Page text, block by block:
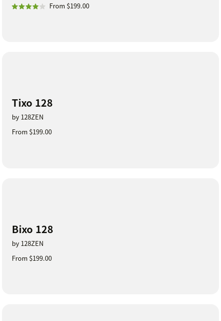
From $199.00
Tixo 128
by 128ZEN
From $199.00
Bixo 128
by 128ZEN
From $199.00